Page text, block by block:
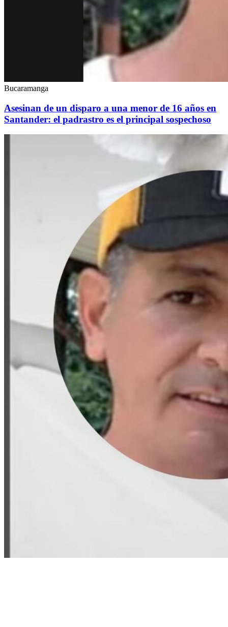
Bucaramanga
Asesinan de un disparo a una menor de 16 años en
Santander: el padrastro es el principal sospechoso